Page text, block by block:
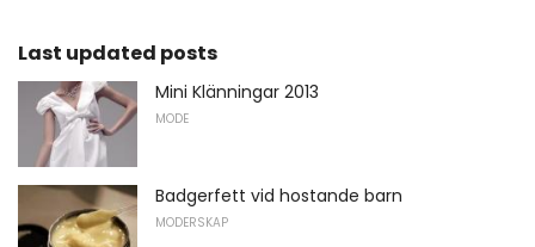
Last updated posts
Mini Klänningar 2013
MODE
Badgerfett vid hostande barn
MODERSKAP